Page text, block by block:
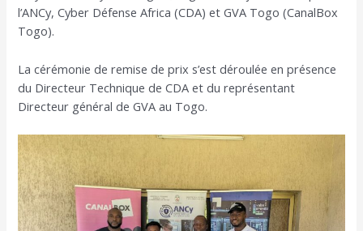
l’ANCy, Cyber Défense Africa (CDA) et GVA Togo (CanalBox
Togo).
La cérémonie de remise de prix s’est déroulée en présence
du Directeur Technique de CDA et du représentant
Directeur général de GVA au Togo.